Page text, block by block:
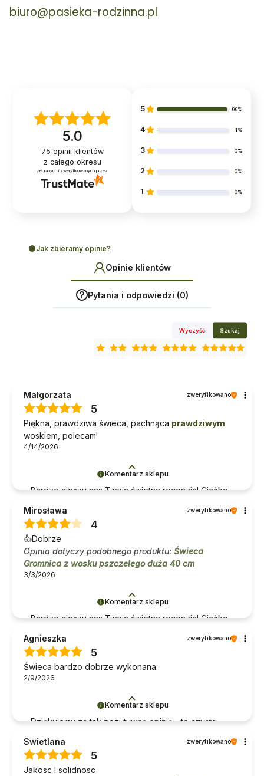
biuro@pasieka-rodzinna.pl
5.0
75 opinii klientów
z całego okresu
zebranych i zweryfikowanych przez
5 99%
4 1%
3 0%
2 0%
1 0%
Jak zbieramy opinie?
Opinie klientów
Pytania i odpowiedzi (0)
Wyczyść Szukaj
Komentarz sklepu
Bardzo cieszy nas Twoja świetna recenzja! Ciężko
takich jak Ty i jesteśmy zadowoleni, że nam się
udało. Mamy nadzieję, że do nas wrócisz :)
Pozdrawiamy
Małgorzata zweryfikowano
5
Piękna, prawdziwa świeca, pachnąca prawdziwym
woskiem, polecam!
4/14/2026
Komentarz sklepu
Bardzo cieszy nas Twoja świetna recenzja! Ciężko
takich jak Ty i jesteśmy zadowoleni, że nam się
udało. Mamy nadzieję, że do nas wrócisz :)
Pozdrawiamy
Mirosława zweryfikowano
4
👍️Dobrze
Opinia dotyczy podobnego produktu: Świeca
Gromnica z wosku pszczelego duża 40 cm
3/3/2026
Komentarz sklepu
Dziękujemy za tak pozytywną opinię - to czysta
Doceniamy czas i wysiłek włożony w podzielenie
się z nami Twoimi doświadczeniami. Do zobaczenia!
Agnieszka zweryfikowano
5
Świeca bardzo dobrze wykonana.
2/9/2026
Swietlana zweryfikowano
5
Jakosc I solidnosc